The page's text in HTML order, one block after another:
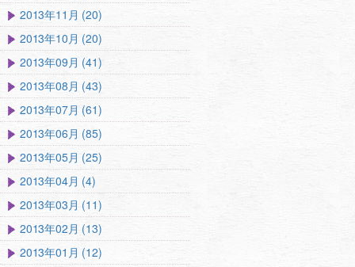
2013年11月 (20)
2013年10月 (20)
2013年09月 (41)
2013年08月 (43)
2013年07月 (61)
2013年06月 (85)
2013年05月 (25)
2013年04月 (4)
2013年03月 (11)
2013年02月 (13)
2013年01月 (12)